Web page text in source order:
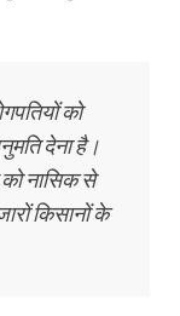
को
देना है।
नासिक से
किसानों के